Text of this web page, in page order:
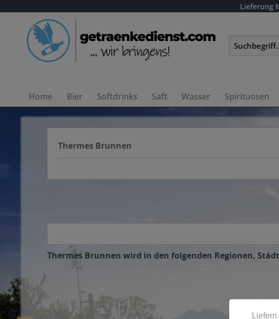
Lieferung
Home Bier Softdrinks Saft Wasser Spirituosen
Thermes Brunnen
Thermes Brunnen wird in den folgenden Regionen,